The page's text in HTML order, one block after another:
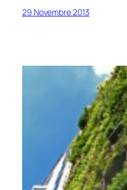
29 Novembre 2013